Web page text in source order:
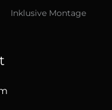
Inklusive Montage